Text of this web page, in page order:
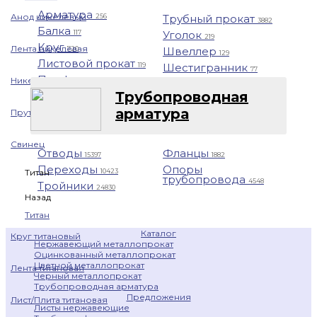
Анод никелевый
Лента никелевая
Никелевая проволока
Пруток никелевый
Свинец
Титан
Назад
Титан
Круг титановый
Лента титановая
Лист/Плита титановая
Арматура 256
Балка117
Круг720
Листовой прокат119
Профнастил
Трубный прокат 3882
Уголок 219
Швеллер129
Шестигранник 77
Трубопроводная
арматура
Отводы15397
Переходы10423
Тройники 24830
Фланцы1882
Опоры
трубопровода 4548
Каталог
Нержавеющий металлопрокат
Оцинкованный металлопрокат
Цветной металлопрокат
Черный металлопрокат
Трубопроводная арматура
Предложения
Листы нержавеющие